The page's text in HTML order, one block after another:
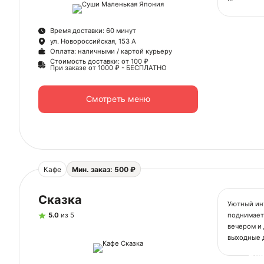
Время доставки: 60 минут
ул. Новороссийская, 153 А
Оплата: наличными / картой курьеру
Стоимость доставки: от 100 ₽
При заказе от 1000 ₽ - БЕСПЛАТНО
Смотреть меню
чтобы
Не
Закажите
нежными
которые
Кафе Мин. заказ: 500 ₽
Сказка
5.0 из 5
Уютный
вечером и
выходные